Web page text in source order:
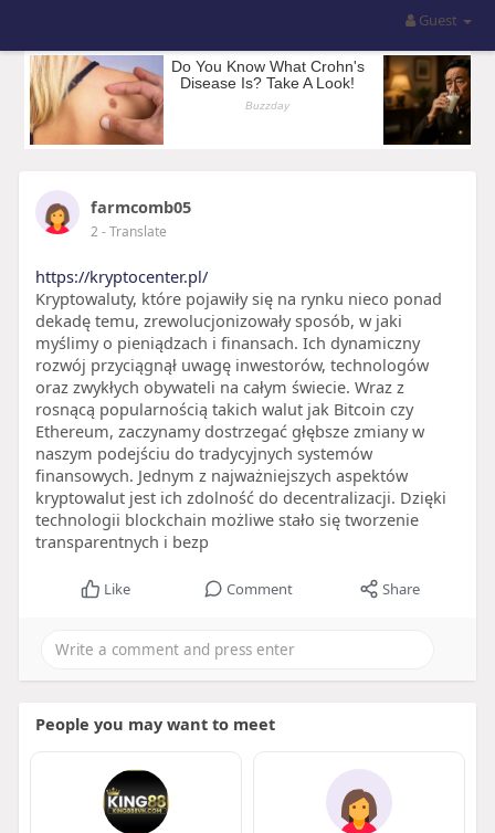
Guest
farmcomb05
2- Translate
https://kryptocenter.pl/
Kryptowaluty, które pojawiły się na rynku nieco ponad
dekadę temu, zrewolucjonizowały sposób, w jaki
myślimy o pieniądzach i finansach. Ich dynamiczny
rozwój przyciągnął uwagę inwestorów, technologów
oraz zwykłych obywateli na całym świecie. Wraz z
rosnącą popularnością takich walut jak Bitcoin czy
Ethereum, zaczynamy dostrzegać głębsze zmiany w
naszym podejściu do tradycyjnych systemów
finansowych. Jednym z najważniejszych aspektów
kryptowalut jest ich zdolność do decentralizacji. Dzięki
technologii blockchain możliwe stało się tworzenie
transparentnych i bezp
Like Comment Share
People you may want to meet